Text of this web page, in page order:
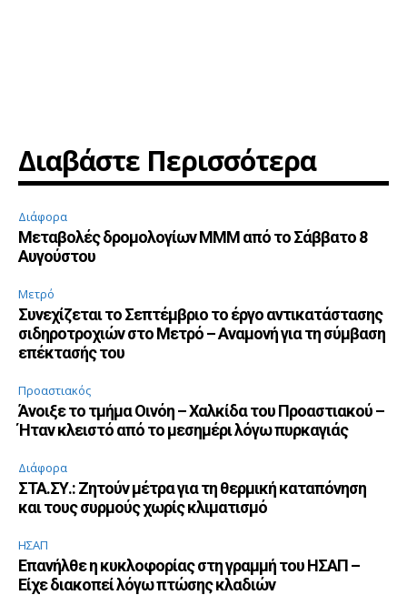
Διαβάστε Περισσότερα
Διάφορα
Μεταβολές δρομολογίων ΜΜΜ από το Σάββατο 8
Αυγούστου
Μετρό
Συνεχίζεται το Σεπτέμβριο το έργο αντικατάστασης
σιδηροτροχιών στο Μετρό – Αναμονή για τη σύμβαση
επέκτασής του
Προαστιακός
Άνοιξε το τμήμα Οινόη – Χαλκίδα του Προαστιακού –
Ήταν κλειστό από το μεσημέρι λόγω πυρκαγιάς
Διάφορα
ΣΤΑ.ΣΥ.: Ζητούν μέτρα για τη θερμική καταπόνηση
και τους συρμούς χωρίς κλιματισμό
ΗΣΑΠ
Επανήλθε η κυκλοφορίας στη γραμμή του ΗΣΑΠ –
Είχε διακοπεί λόγω πτώσης κλαδιών